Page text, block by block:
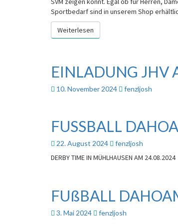
Sportbedarf sind in unserem Shop
Weiterlesen
EINLADUNG
JHV
AM
EINLADUNG JHV
10. November 2024 fenzljosh
FUSSBALL
DAHOAM
FUSSBALL
22. August 2024 fenzljosh
DERBY TIME IN MÜHLHAUSEN AM 24.08.2024
FUßBALL
DAHOAM
FUßBALL
3. Mai 2024 fenzljosh